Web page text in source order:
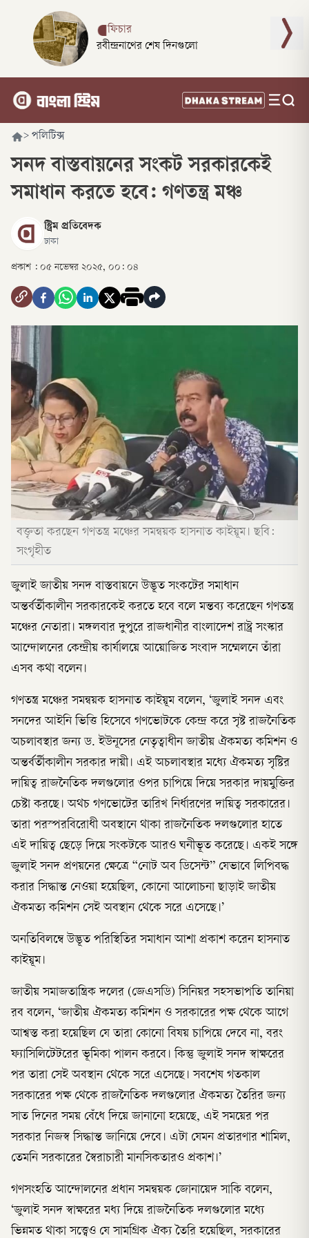
ফিচার
রবীন্দ্রনাথের শেষ দিনগুলো
> পলিটিক্স
সনদ বাস্তবায়নের সংকট সরকারকেই
সমাধান করতে হবে: গণতন্ত্র মঞ্চ
স্ট্রিম প্রতিবেদক
ঢাকা
প্রকাশ : ০৫ নভেম্বর ২০২৫, ০০: ০৪
বক্তৃতা করছেন গণতন্ত্র মঞ্চের সমন্বয়ক হাসনাত কাইয়ূম। ছবি:
সংগৃহীত
জুলাই জাতীয় সনদ বাস্তবায়নে উদ্ভূত সংকটের সমাধান
অন্তর্বর্তীকালীন সরকারকেই করতে হবে বলে মন্তব্য করেছেন গণতন্ত্র
মঞ্চের নেতারা। মঙ্গলবার দুপুরে রাজধানীর বাংলাদেশ রাষ্ট্র সংস্কার
আন্দোলনের কেন্দ্রীয় কার্যালয়ে আয়োজিত সংবাদ সম্মেলনে তাঁরা
এসব কথা বলেন।
গণতন্ত্র মঞ্চের সমন্বয়ক হাসনাত কাইয়ূম বলেন, ‘জুলাই সনদ এবং
সনদের আইনি ভিত্তি হিসেবে গণভোটকে কেন্দ্র করে সৃষ্ট রাজনৈতিক
অচলাবস্থার জন্য ড. ইউনূসের নেতৃত্বাধীন জাতীয় ঐকমত্য কমিশন ও
অন্তর্বর্তীকালীন সরকার দায়ী। এই অচলাবস্থার মধ্যে ঐকমত্য সৃষ্টির
দায়িত্ব রাজনৈতিক দলগুলোর ওপর চাপিয়ে দিয়ে সরকার দায়মুক্তির
চেষ্টা করছে। অথচ গণভোটের তারিখ নির্ধারণের দায়িত্ব সরকারের।
তারা পরস্পরবিরোধী অবস্থানে থাকা রাজনৈতিক দলগুলোর হাতে
এই দায়িত্ব ছেড়ে দিয়ে সংকটকে আরও ঘনীভূত করেছে। একই সঙ্গে
জুলাই সনদ প্রণয়নের ক্ষেত্রে “নোট অব ডিসেন্ট” যেভাবে লিপিবদ্ধ
করার সিদ্ধান্ত নেওয়া হয়েছিল, কোনো আলোচনা ছাড়াই জাতীয়
ঐকমত্য কমিশন সেই অবস্থান থেকে সরে এসেছে।’
অনতিবিলম্বে উদ্ভূত পরিস্থিতির সমাধান আশা প্রকাশ করেন হাসনাত
কাইয়ূম।
জাতীয় সমাজতান্ত্রিক দলের (জেএসডি) সিনিয়র সহসভাপতি তানিয়া
রব বলেন, ‘জাতীয় ঐকমত্য কমিশন ও সরকারের পক্ষ থেকে আগে
আশ্বস্ত করা হয়েছিল যে তারা কোনো বিষয় চাপিয়ে দেবে না, বরং
ফ্যাসিলিটেটরের ভূমিকা পালন করবে। কিন্তু জুলাই সনদ স্বাক্ষরের
পর তারা সেই অবস্থান থেকে সরে এসেছে। সবশেষ গতকাল
সরকারের পক্ষ থেকে রাজনৈতিক দলগুলোর ঐকমত্য তৈরির জন্য
সাত দিনের সময় বেঁধে দিয়ে জানানো হয়েছে, এই সময়ের পর
সরকার নিজস্ব সিদ্ধান্ত জানিয়ে দেবে। এটা যেমন প্রতারণার শামিল,
তেমনি সরকারের স্বৈরাচারী মানসিকতারও প্রকাশ।’
গণসংহতি আন্দোলনের প্রধান সমন্বয়ক জোনায়েদ সাকি বলেন,
‘জুলাই সনদ স্বাক্ষরের মধ্য দিয়ে রাজনৈতিক দলগুলোর মধ্যে
ভিন্নমত থাকা সত্ত্বেও যে সামগ্রিক ঐক্য তৈরি হয়েছিল, সরকারের